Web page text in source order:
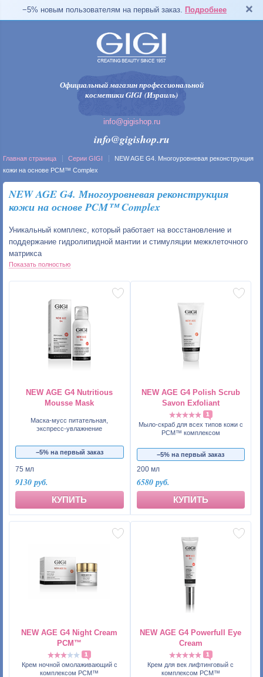
−5% новым пользователям на первый заказ. Подробнее
Официальный магазин профессиональной
косметики GIGI (Израиль)
info@gigishop.ru
info@gigishop.ru
Главная страница Серии GIGI
NEW AGE G4. Многоуровневая реконструкция
кожи на основе PCM™ Complex
NEW AGE G4. Многоуровневая реконструкция
кожи на основе PCM™ Complex
Уникальный комплекс, который работает на восстановление и
поддержание гидролипидной мантии и стимуляции межклеточного
матрикса
Показать полностью
NEW AGE G4 Nutritious
Mousse Mask
Маска-мусс питательная,
экспресс-увлажнение
−5% на первый заказ
75 мл
9130 руб.
КУПИТЬ
NEW AGE G4 Polish Scrub
Savon Exfoliant
1
Мыло-cкраб для всех типов кожи с
PCM™ комплексом
−5% на первый заказ
200 мл
6580 руб.
КУПИТЬ
NEW AGE G4 Night Cream
PCM™
1
Крем ночной омолаживающий с
комплексом PCM™
NEW AGE G4 Powerfull Eye
Cream
1
Крем для век лифтинговый с
комплексом PCM™